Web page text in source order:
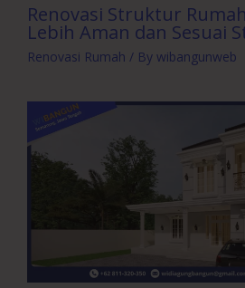
Renovasi Struktur
Lebih Aman dan Sesuai
Renovasi Rumah / By wibangunweb